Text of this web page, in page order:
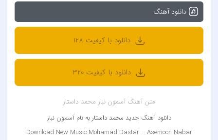
دانلود آهنگ
دانلود با کیفیت 128
دانلود با کیفیت 320
متن آهنگ آسمون نبار محمد داستار
دانلود آهنگ جدید محمد داستاربه نام آسمون نبار
Download New Music Mohamad Dastar – Asemoon Nabar